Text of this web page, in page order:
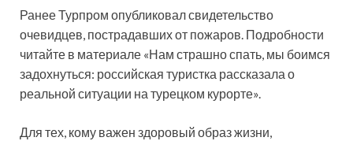
Ранее Турпром опубликовал свидетельство
очевидцев, пострадавших от пожаров. Подробности
читайте в материале «Нам страшно спать, мы боимся
задохнуться: российская туристка рассказала о
реальной ситуации на турецком курорте».
Для тех, кому важен здоровый образ жизни,